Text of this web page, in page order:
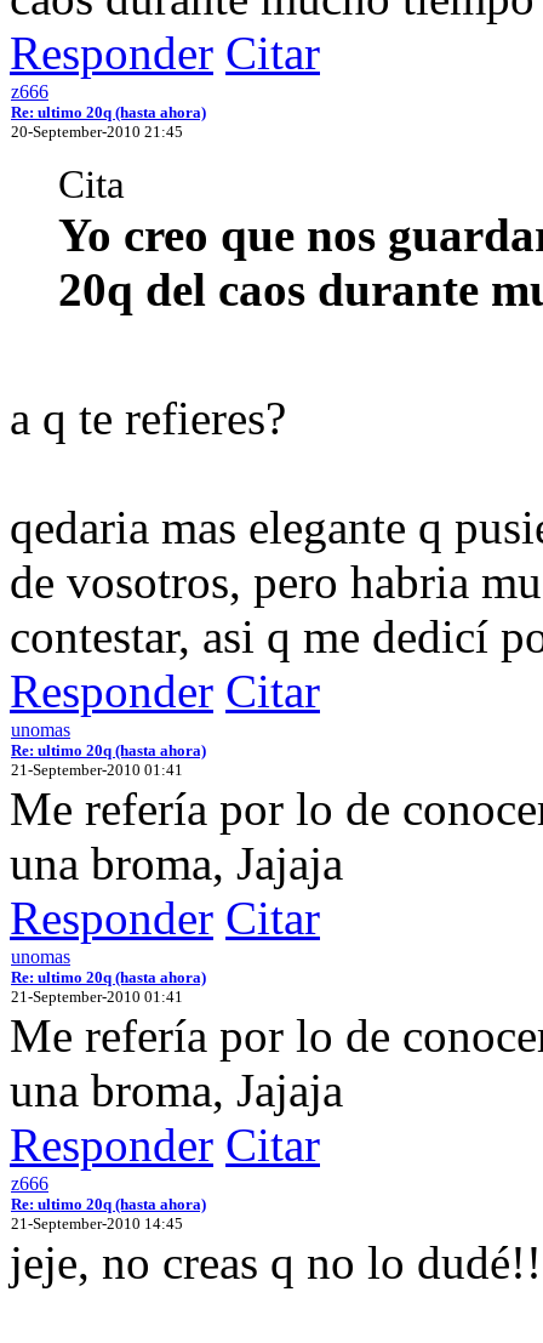
Responder Citar
z666
Re: ultimo 20q (hasta ahora)
20-September-2010 21:45
Cita
Yo creo que nos
20q del caos durante
a q te refieres?
qedaria mas elegante q
de vosotros, pero habria
contestar, asi q me dedicí
Responder Citar
unomas
Re: ultimo 20q (hasta ahora)
21-September-2010 01:41
Me refería por lo de
una broma, Jajaja
Responder Citar
unomas
Re: ultimo 20q (hasta ahora)
21-September-2010 01:41
Me refería por lo de
una broma, Jajaja
Responder Citar
z666
Re: ultimo 20q (hasta ahora)
21-September-2010 14:45
jeje, no creas q no lo dudé!!